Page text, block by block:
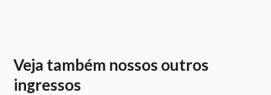
Veja também nossos outros
ingressos